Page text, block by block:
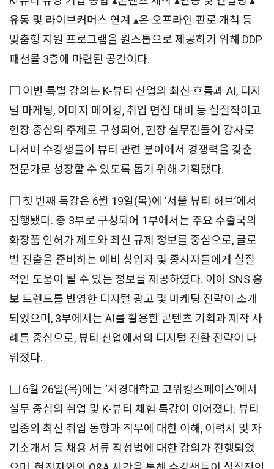
유통 및 라이브커머스 연계 ▴온·오프라인 판로 개척 등
맞춤형 지원 프로그램을 원스톱으로 제공하기 위해 DDP
패션몰 3층에 마련된 공간이다.
□ 이번 특별 강의는 K-뷰티 산업의 최신 흐름과 AI, 디지
털 마케팅, 이미지 메이킹, 취업 면접 대비 등 실질적이고
현장 중심의 주제로 구성되어, 현장 실무진들이 강사로
나서며 수강생들이 뷰티 관련 분야에서 경쟁력을 갖춘
전문가로 성장할 수 있도록 돕기 위해 기획됐다.
□ 첫 번째 특강은 6월 19일(목)에 ‘서울 뷰티 허브’에서
진행됐다. 총 3부로 구성되어 1부에서는 주요 수출국의
화장품 인허가 제도와 최신 규제 정보를 중심으로, 글로
벌 진출을 준비하는 예비 창업자 및 종사자들에게 실질
적인 도움이 될 수 있는 정보를 제공하였다. 이어 SNS 홍
보 트렌드를 반영한 디지털 광고 및 마케팅 전략이 소개
되었으며, 3부에서는 AI를 활용한 콘텐츠 기획과 제작 사
례를 중심으로, 뷰티 산업에서의 디지털 전환 전략이 다
뤄졌다.
□ 6월 26일(목)에는 ‘서경대학교 코워킹스페이스’에서
실무 중심의 취업 및 K-뷰티 체험 특강이 이어졌다. 뷰티
업종의 최신 취업 동향과 직무에 대한 이해, 이력서 및 자
기소개서 등 채용 서류 작성법에 대한 강의가 진행되었